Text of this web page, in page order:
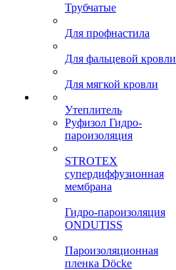
Трубчатые
Для профнастила
Для фальцевой кровли
Для мягкой кровли
Утеплитель
Руфизол Гидро-
пароизоляция
STROTEX
супердиффузионная
мембрана
Гидро-пароизоляция
ONDUTISS
Пароизоляционная
пленка Döcke